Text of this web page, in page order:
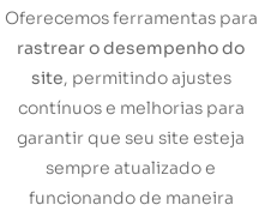
Oferecemos ferramentas para
rastrear o desempenho do
site, permitindo ajustes
contínuos e melhorias para
garantir que seu site esteja
sempre atualizado e
funcionando de maneira